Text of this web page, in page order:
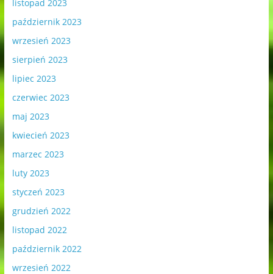
listopad 2023
październik 2023
wrzesień 2023
sierpień 2023
lipiec 2023
czerwiec 2023
maj 2023
kwiecień 2023
marzec 2023
luty 2023
styczeń 2023
grudzień 2022
listopad 2022
październik 2022
wrzesień 2022